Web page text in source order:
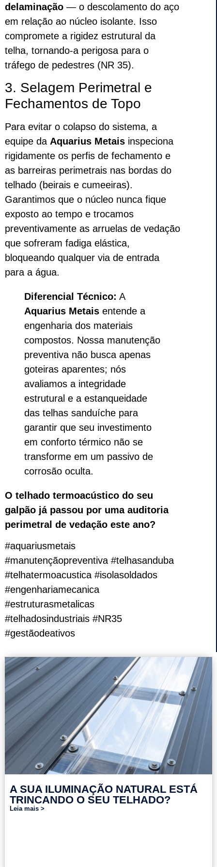
delaminação — o descolamento do aço
em relação ao núcleo isolante. Isso
compromete a rigidez estrutural da
telha, tornando-a perigosa para o
tráfego de pedestres (NR 35).
3. Selagem Perimetral e
Fechamentos de Topo
Para evitar o colapso do sistema, a
equipe da Aquarius Metais inspeciona
rigidamente os perfis de fechamento e
as barreiras perimetrais nas bordas do
telhado (beirais e cumeeiras).
Garantimos que o núcleo nunca fique
exposto ao tempo e trocamos
preventivamente as arruelas de vedação
que sofreram fadiga elástica,
bloqueando qualquer via de entrada
para a água.
Diferencial Técnico: A
Aquarius Metais entende a
engenharia dos materiais
compostos. Nossa manutenção
preventiva não busca apenas
goteiras aparentes; nós
avaliamos a integridade
estrutural e a estanqueidade
das telhas sanduíche para
garantir que seu investimento
em conforto térmico não se
transforme em um passivo de
corrosão oculta.
O telhado termoacústico do seu
galpão já passou por uma auditoria
perimetral de vedação este ano?
#aquariusmetais
#manutençãopreventiva #telhasanduba
#telhatermoacustica #isolasoldados
#engenhariamecanica
#estruturasmetalicas
#telhadosindustriais #NR35
#gestãodeativos
A SUA ILUMINAÇÃO NATURAL ESTÁ
TRINCANDO O SEU TELHADO?
Leia mais >